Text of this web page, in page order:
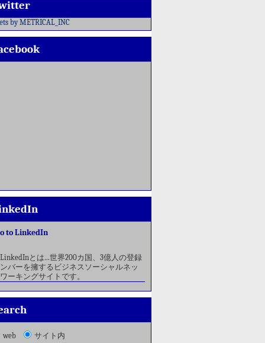
by METRICAL_INC
to LinkedIn
とは...世界200カ国、3億人の登録
ンバーを擁するビジネスソーシャルネッ
ワーキングサイトです。
web サイト内